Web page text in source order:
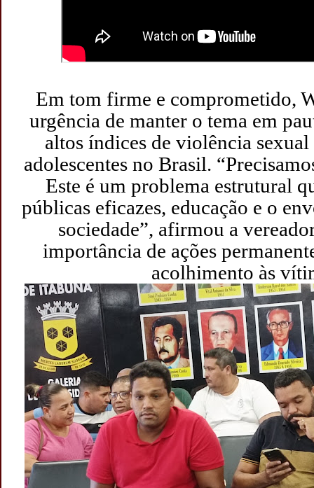
Em tom firme e comprometido,
urgência de manter o tema em
altos índices de violência
adolescentes no Brasil.
Este é um problema estrutural
públicas eficazes, educação e o
sociedade”, afirmou a
importância de ações
acolhimento às